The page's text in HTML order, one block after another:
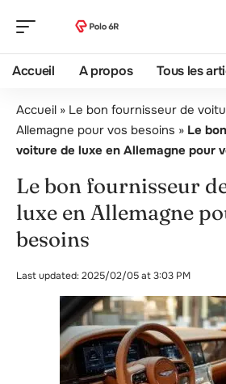
Accueil A propos Tous les
Accueil » Le bon fournisseur de
Allemagne pour vos besoins » Le
voiture de luxe en Allemagne pour
Le bon fournisseur
luxe en Allemagne
besoins
Last updated: 2025/02/05 at 3:03 PM